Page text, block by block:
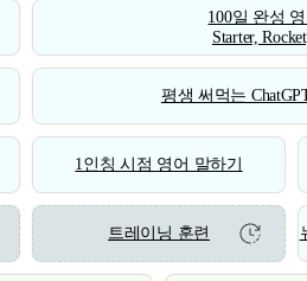
100일 완성
Starter,
평생 써먹는
1인칭 시점 영어 말하기
트레이닝 훈련